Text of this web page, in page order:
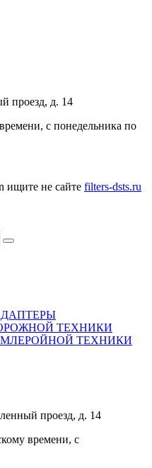
проезд, д. 14
с понедельника по
ищите не сайте filters-dsts.ru
ТЕХНИКИ
ТЕХНИКИ
проезд, д. 14
времени, с